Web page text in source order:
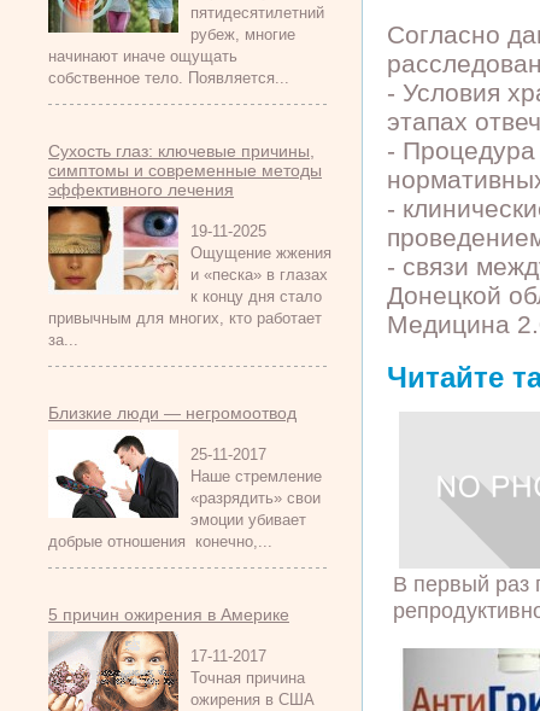
пятидесятилетний
рубеж, многие
начинают иначе ощущать
собственное тело. Появляется...
Сухость глаз: ключевые причины,
симптомы и современные методы
эффективного лечения
19-11-2025
Ощущение жжения
и «песка» в глазах
к концу дня стало
привычным для многих, кто работает
за...
Близкие люди — негромоотвод
25-11-2017
Наше стремление
«разрядить» свои
эмоции убивает
добрые отношения конечно,...
5 причин ожирения в Америке
17-11-2017
Точная причина
ожирения в США
Согласно
- Условия
этапах
- Процедура
-
- связи
Донецкой
Медицина
Читайте
В первый раз